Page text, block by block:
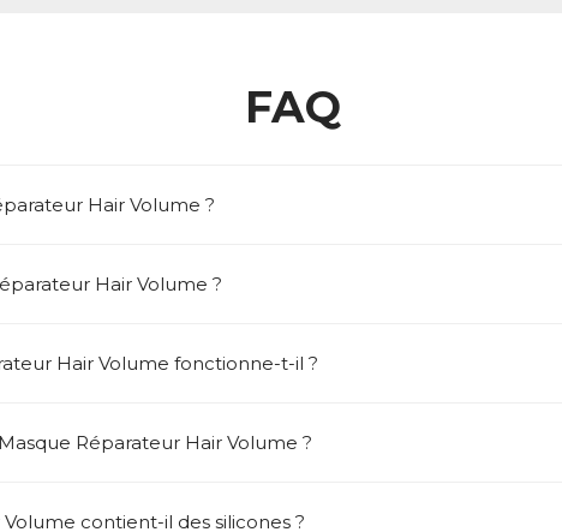
FAQ
Hair Volume ?
Hair Volume ?
Hair Volume fonctionne-t-il ?
Réparateur Hair Volume ?
contient-il des silicones ?